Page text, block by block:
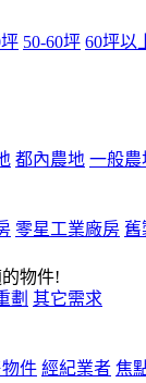
都內農地 一般農
零星工業廠房 舊
劃 其它需求
件 經紀業者 焦
50-60坪 60坪以
物件!